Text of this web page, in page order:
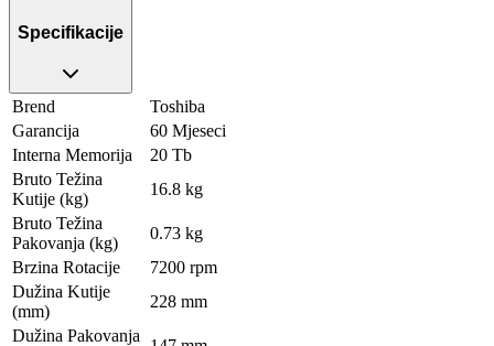
Specifikacije
Brend
Toshiba
Garancija
60 Mjeseci
Interna Memorija
20 Tb
Bruto Težina
Kutije (kg)
16.8 kg
Bruto Težina
Pakovanja (kg)
0.73 kg
Brzina Rotacije
7200 rpm
Dužina Kutije
(mm)
228 mm
Dužina Pakovanja